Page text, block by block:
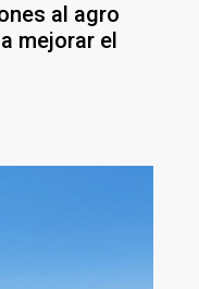
al agro
mejorar el